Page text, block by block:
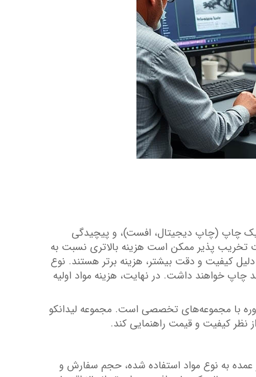
چاپ (چاپ دیجیتال، افست)، و پیچیدگی
تخریب‌ پذیر ممکن است هزینه بالاتری نسبت به
کیفیت و دقت بیشتر، هزینه ‌برتر هستند. نوع
چاپ خواهند داشت. در نهایت، هزینه مواد اولیه
با مجموعه‌های تخصصی است. مجموعه لیدانکو
نظر کیفیت و قیمت راهنمایی کند.
به نوع مواد استفاده‌ شده، حجم سفارش و